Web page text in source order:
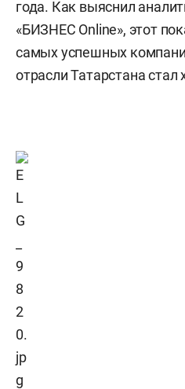
года. Как выяснил
«БИЗНЕС Online», этот
самых успешных
отрасли Татарстана